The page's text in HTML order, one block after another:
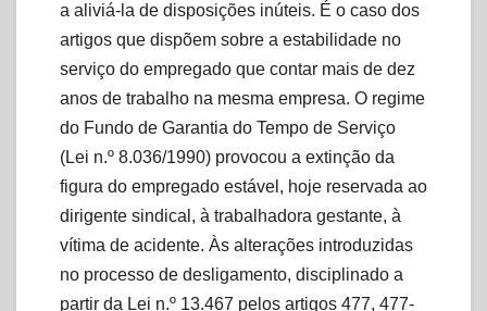
a aliviá-la de disposições inúteis. É o caso dos
artigos que dispõem sobre a estabilidade no
serviço do empregado que contar mais de dez
anos de trabalho na mesma empresa. O regime
do Fundo de Garantia do Tempo de Serviço
(Lei n.º 8.036/1990) provocou a extinção da
figura do empregado estável, hoje reservada ao
dirigente sindical, à trabalhadora gestante, à
vítima de acidente. Às alterações introduzidas
no processo de desligamento, disciplinado a
partir da Lei n.º 13.467 pelos artigos 477, 477-